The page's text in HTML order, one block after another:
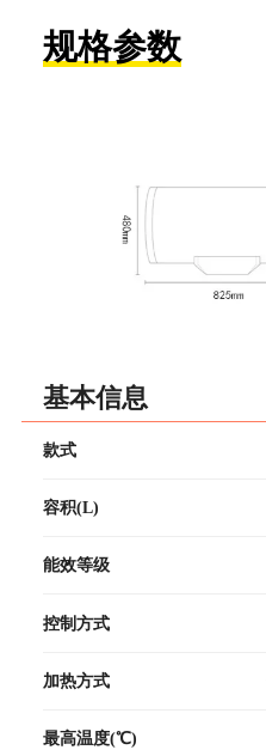
规格参数
基本信息
款式
容积(L)
能效等级
控制方式
加热方式
最高温度(℃)